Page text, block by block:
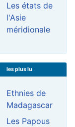
Les états de
l'Asie
méridionale
les plus lu
Ethnies de
Madagascar
Les Papous